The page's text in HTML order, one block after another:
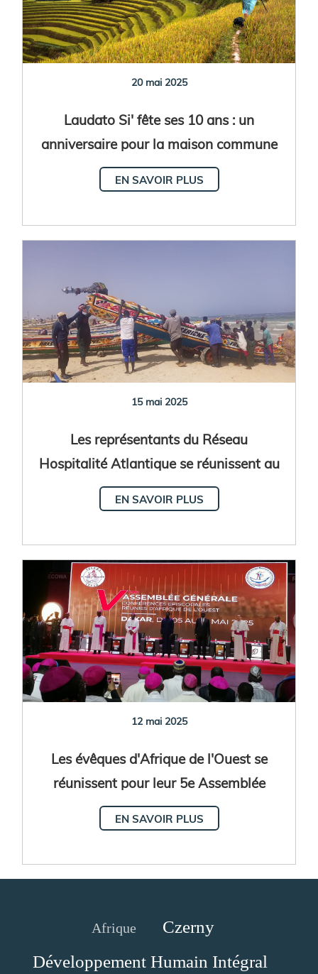
20 mai 2025
Laudato Si' fête ses 10 ans : un
anniversaire pour la maison commune
EN SAVOIR PLUS
15 mai 2025
Les représentants du Réseau
Hospitalité Atlantique se réunissent au
Sénégal
EN SAVOIR PLUS
12 mai 2025
Les évêques d'Afrique de l'Ouest se
réunissent pour leur 5e Assemblée
plénière
EN SAVOIR PLUS
Afrique
Czerny
Développement Humain Intégral